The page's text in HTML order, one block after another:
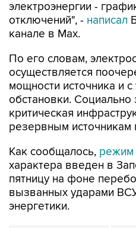
электроэнергии -
отключений", - написал
канале в Max.
По его словам,
осуществляется
мощности источника и
обстановки.
критическая
резервным источникам
Как сообщалось,
характера введен в
пятницу на фоне
вызванных ударами
энергетики.